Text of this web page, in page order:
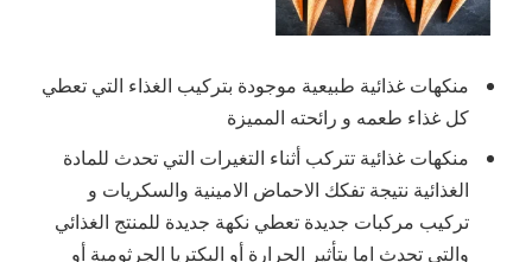
منكهات غذائية طبيعية موجودة بتركيب الغذاء التي تعطي
كل غذاء طعمه و رائحته المميزة
منكهات غذائية تتركب أثناء التغيرات التي تحدث للمادة
الغذائية نتيجة تفكك الاحماض الامينية والسكريات و
تركيب مركبات جديدة تعطي نكهة جديدة للمنتج الغذائي
والتي تحدث اما بتأثير الحرارة أو البكتريا الجرثومية أو